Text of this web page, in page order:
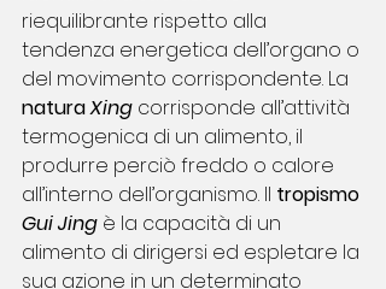
riequilibrante rispetto alla
tendenza energetica dell’organo o
del movimento corrispondente. La
natura Xing corrisponde all’attività
termogenica di un alimento, il
produrre perciò freddo o calore
all’interno dell’organismo. Il tropismo
Gui Jing è la capacità di un
alimento di dirigersi ed espletare la
sua azione in un determinato